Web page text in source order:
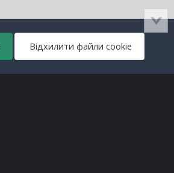
Відхилити файли cookie